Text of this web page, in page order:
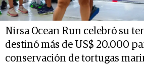
Nirsa Ocean Run celebró su
destinó más de US$ 20.000
conservación de tortugas